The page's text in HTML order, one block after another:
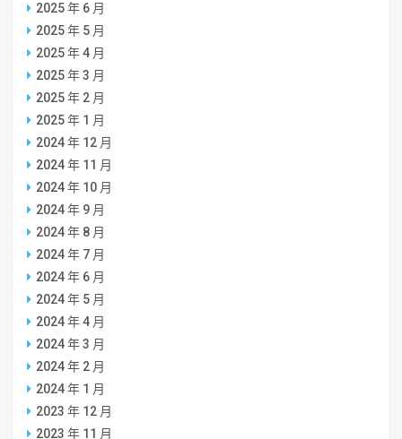
2025 年 6 月
2025 年 5 月
2025 年 4 月
2025 年 3 月
2025 年 2 月
2025 年 1 月
2024 年 12 月
2024 年 11 月
2024 年 10 月
2024 年 9 月
2024 年 8 月
2024 年 7 月
2024 年 6 月
2024 年 5 月
2024 年 4 月
2024 年 3 月
2024 年 2 月
2024 年 1 月
2023 年 12 月
2023 年 11 月